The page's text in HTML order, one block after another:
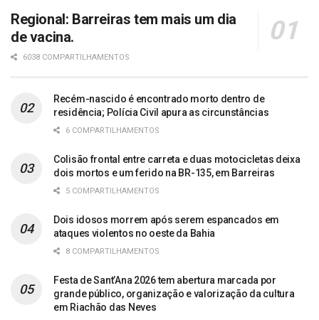
Regional: Barreiras tem mais um dia
de vacina.
6038 COMPARTILHAMENTOS
Recém-nascido é encontrado morto dentro de
residência; Polícia Civil apura as circunstâncias
6 COMPARTILHAMENTOS
Colisão frontal entre carreta e duas motocicletas deixa
dois mortos e um ferido na BR-135, em Barreiras
5 COMPARTILHAMENTOS
Dois idosos morrem após serem espancados em
ataques violentos no oeste da Bahia
8 COMPARTILHAMENTOS
Festa de Sant’Ana 2026 tem abertura marcada por
grande público, organização e valorização da cultura
em Riachão das Neves